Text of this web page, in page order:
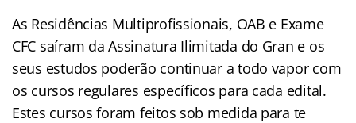
As Residências Multiprofissionais, OAB e Exame
CFC saíram da Assinatura Ilimitada do Gran e os
seus estudos poderão continuar a todo vapor com
os cursos regulares específicos para cada edital.
Estes cursos foram feitos sob medida para te